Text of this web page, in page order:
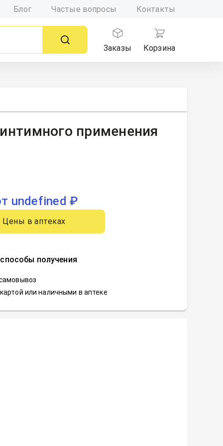
Блог Частые вопросы Контакты
Заказы
Корзина
применения
undefined ₽
Цены в аптеках
получения
или наличными в аптеке